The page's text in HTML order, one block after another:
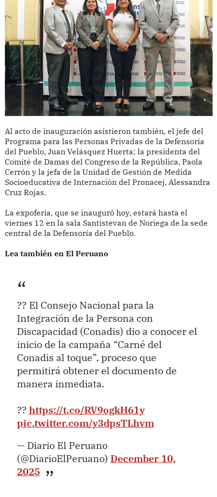
Al acto de inauguración asistieron también, el jefe del
Programa para las Personas Privadas de la Defensoría
del Pueblo, Juan Velásquez Huerta; la presidenta del
Comité de Damas del Congreso de la República, Paola
Cerrón y la jefa de la Unidad de Gestión de Medida
Socioeducativa de Internación del Pronacej, Alessandra
Cruz Rojas.
La expoferia, que se inauguró hoy, estará hasta el
viernes 12 en la sala Santistevan de Noriega de la sede
central de la Defensoría del Pueblo.
Lea también en El Peruano
?? El Consejo Nacional para la
Integración de la Persona con
Discapacidad (Conadis) dio a conocer el
inicio de la campaña “Carné del
Conadis al toque”, proceso que
permitirá obtener el documento de
manera inmediata.
?? https://t.co/RV9ogkH61y
pic.twitter.com/y3dpsTLhvm
— Diario El Peruano
(@DiarioElPeruano) December 10,
2025